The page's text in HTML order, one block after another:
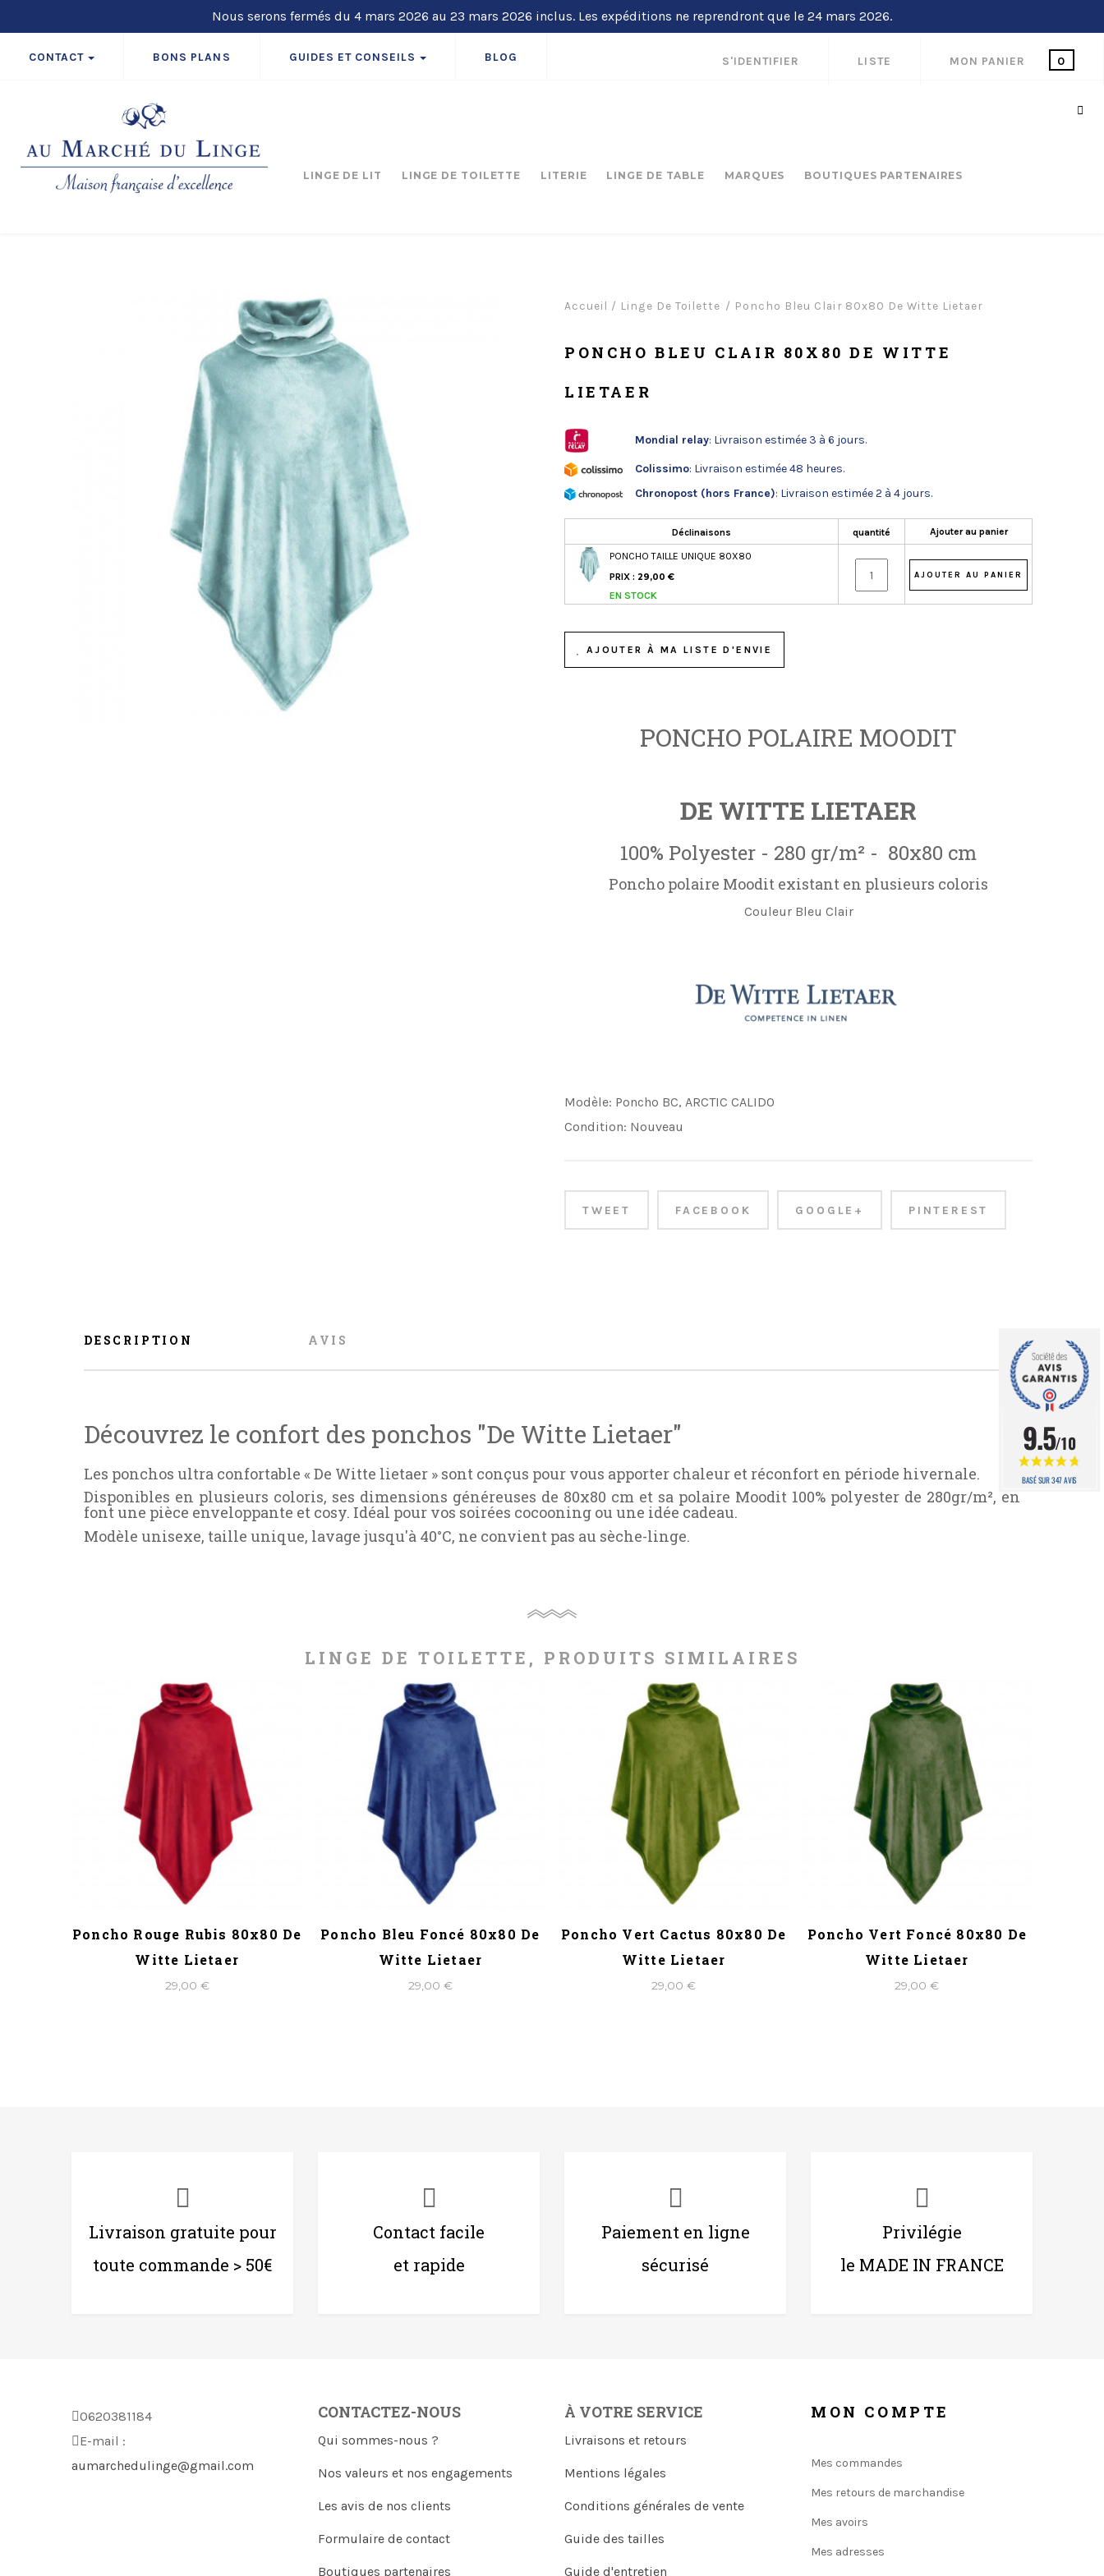
Nous serons fermés du 4 mars 2026 au 23 mars 2026 inclus. Les expéditions ne reprendront que le 24 mars 2026.
CONTACT BONS PLANS GUIDES ET CONSEILS BLOG MON PANIER 0
LISTE
S'IDENTIFIER
LINGE DE LIT LINGE DE TOILETTE LITERIE LINGE DE TABLE MARQUES BOUTIQUES PARTENAIRES
Accueil / Linge De Toilette Poncho Bleu Clair 80x80 De Witte Lietaer
PONCHO BLEU CLAIR 80X80 DE WITTE
LIETAER
Mondial relay: Livraison estimée 3 à 6 jours.
Colissimo: Livraison estimée 48 heures.
Chronopost (hors France): Livraison estimée 2 à 4 jours.
Déclinaisons quantité Ajouter au panier
PONCHO TAILLE UNIQUE 80X80
PRIX : 29,00 €
EN STOCK
AJOUTER À MA LISTE D'ENVIE
PONCHO POLAIRE MOODIT
DE WITTE LIETAER
100% Polyester - 280 gr/m² - 80x80 cm
Poncho polaire Moodit existant en plusieurs coloris
Couleur Bleu Clair
Modèle: Poncho BC, ARCTIC CALIDO
Condition: Nouveau
TWEET FACEBOOK GOOGLE+ PINTEREST
DESCRIPTION AVIS
Découvrez le confort des ponchos "De Witte Lietaer"
Les ponchos ultra confortable « De Witte lietaer » sont conçus pour vous apporter chaleur et réconfort en période hivernale.
Disponibles en plusieurs coloris, ses dimensions généreuses de 80x80 cm et sa polaire Moodit 100% polyester de 280gr/m², en
font une pièce enveloppante et cosy. Idéal pour vos soirées cocooning ou une idée cadeau.
Modèle unisexe, taille unique, lavage jusqu'à 40°C, ne convient pas au sèche-linge.
LINGE DE TOILETTE, PRODUITS SIMILAIRES
Poncho Rouge Rubis 80x80 De
Witte Lietaer
29,00 €
Poncho Bleu Foncé 80x80 De
Witte Lietaer
29,00 €
Poncho Vert Cactus 80x80 De
Witte Lietaer
29,00 €
Poncho Vert Foncé 80x80 De
Witte Lietaer
29,00 €
Livraison gratuite pour
toute commande > 50€
Contact facile
et rapide
Paiement en ligne
sécurisé
Privilégie
le MADE IN FRANCE
0620381184
E-mail :
aumarchedulinge@gmail.com
CONTACTEZ-NOUS
Qui sommes-nous ?
Nos valeurs et nos engagements
Les avis de nos clients
Formulaire de contact
Boutiques partenaires
À VOTRE SERVICE
Livraisons et retours
Mentions légales
Conditions générales de vente
Guide des tailles
Guide d'entretien
MON COMPTE
Mes commandes
Mes retours de marchandise
Mes avoirs
Mes adresses
9.5/10
BASÉ SUR 347 AVIS